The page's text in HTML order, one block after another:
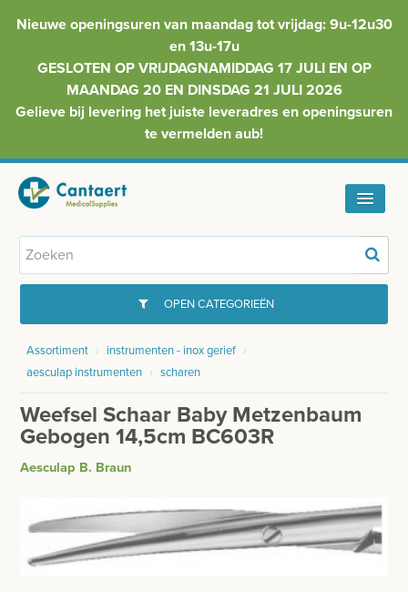
Nieuwe openingsuren van maandag tot vrijdag: 9u-12u30
en 13u-17u
GESLOTEN OP VRIJDAGNAMIDDAG 17 JULI EN OP
MAANDAG 20 EN DINSDAG 21 JULI 2026
Gelieve bij levering het juiste leveradres en openingsuren
te vermelden aub!
HOME
INFO
BESURGICAL - INSTRUMENTARIUM
login
OPEN CATEGORIEËN
GYNAECOLOGIE
WOND- EN VERBANDMATERIAAL
HANDSCHOENEN
HECHTINGSMATERIAAL
OPERATIE-PROTECTIEMATERIAAL
Assortiment › instrumenten - inox gerief ›
aesculap instrumenten › scharen
Weefsel Schaar Baby Metzenbaum
Gebogen 14,5cm BC603R
Aesculap B. Braun